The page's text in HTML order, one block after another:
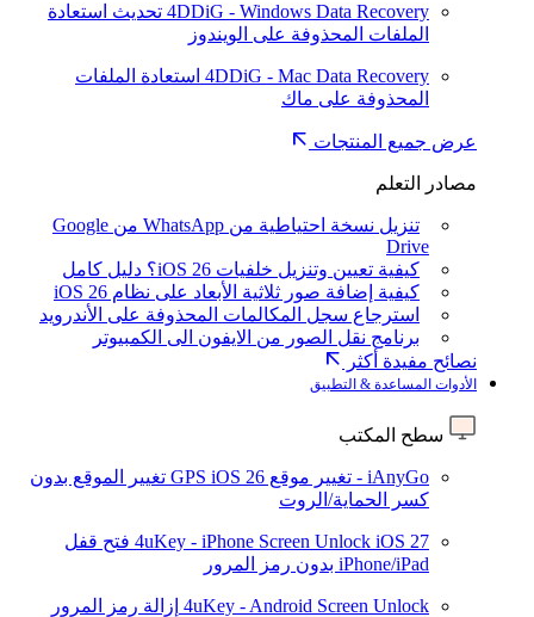
4DDiG - Windows Data Recovery تحديث استعادة
الملفات المحذوفة على الويندوز
4DDiG - Mac Data Recovery استعادة الملفات
المحذوفة على ماك
عرض جميع المنتجات
مصادر التعلم
تنزيل نسخة احتياطية من WhatsApp من Google
Drive
كيفية تعيين وتنزيل خلفيات iOS 26؟ دليل كامل
كيفية إضافة صور ثلاثية الأبعاد على نظام iOS 26
استرجاع سجل المكالمات المحذوفة على الأندرويد
برنامج نقل الصور من الايفون الى الكمبيوتر
نصائح مفيدة أكثر
الأدوات المساعدة & التطبيق
سطح المكتب
iAnyGo - تغيير موقع GPS iOS 26
تغيير الموقع بدون
كسر الحماية/الروت
4uKey - iPhone Screen Unlock iOS 27
فتح قفل
iPhone/iPad بدون رمز المرور
4uKey - Android Screen Unlock إزالة رمز المرور